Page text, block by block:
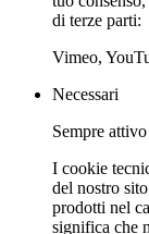
di terze parti:
Vimeo,
Necessari
Sempre attivo
I cookie
del nostro
prodotti nel
significa che